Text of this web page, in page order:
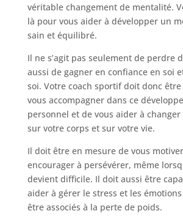
véritable changement de mentalité.
là pour vous aider à développer un
sain et équilibré.
Il ne s’agit pas seulement de perdre
aussi de gagner en confiance en soi
soi. Votre coach sportif doit donc
vous accompagner dans ce
personnel et de vous aider à
sur votre corps et sur votre vie.
Il doit être en mesure de vous
encourager à persévérer, même
devient difficile. Il doit aussi être
aider à gérer le stress et les
être associés à la perte de poids.